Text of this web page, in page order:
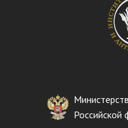
Российской